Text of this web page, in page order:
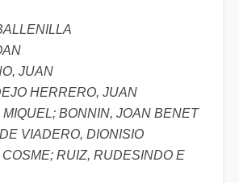
JUAN
HERRERO, JUAN
MIQUEL; BONNIN, JOAN BENET
VIADERO, DIONISIO
RUIZ, RUDESINDO E